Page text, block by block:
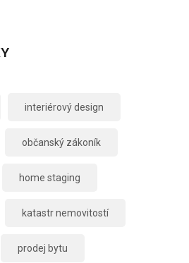
interiérový design
občanský zákoník
home staging
katastr nemovitostí
prodej bytu